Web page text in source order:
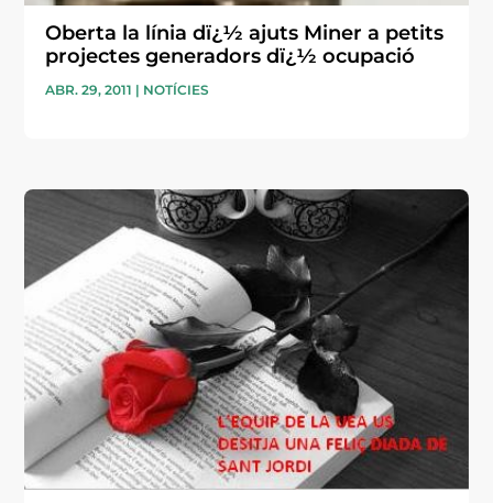
Oberta la línia dï¿½ ajuts Miner a petits
projectes generadors dï¿½ ocupació
ABR. 29, 2011 | NOTÍCIES